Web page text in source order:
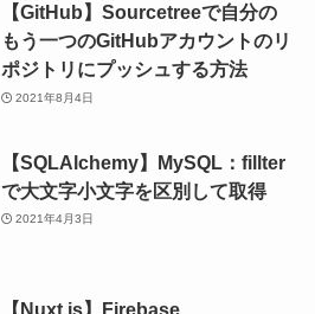
【GitHub】Sourcetreeで自分の
もう一つのGitHubアカウントのリ
ポジトリにプッシュする方法
2021年8月4日
【SQLAlchemy】MySQL：fillter
で大文字小文字を区別して取得
2021年4月3日
【Nuxt.js】Firebase